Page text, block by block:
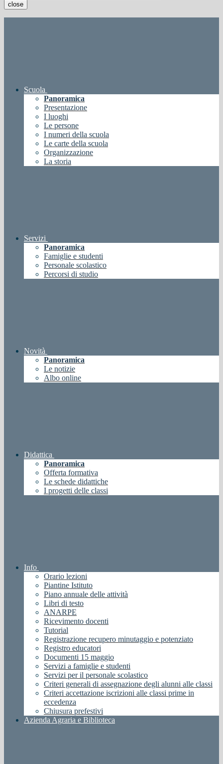
close
Scuola
Panoramica
Presentazione
I luoghi
Le persone
I numeri della scuola
Le carte della scuola
Organizzazione
La storia
Servizi
Panoramica
Famiglie e studenti
Personale scolastico
Percorsi di studio
Novità
Panoramica
Le notizie
Albo online
Didattica
Panoramica
Offerta formativa
Le schede didattiche
I progetti delle classi
Info
Orario lezioni
Piantine Istituto
Piano annuale delle attività
Libri di testo
ANARPE
Ricevimento docenti
Tutorial
Registrazione recupero minutaggio e potenziato
Registro educatori
Documenti 15 maggio
Servizi a famiglie e studenti
Servizi per il personale scolastico
Criteri generali di assegnazione degli alunni alle classi
Criteri accettazione iscrizioni alle classi prime in
eccedenza
Chiusura prefestivi
Azienda Agraria e Biblioteca